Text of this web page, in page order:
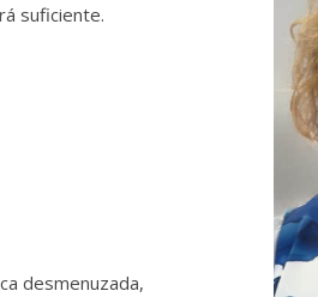
suficiente.
desmenuzada,